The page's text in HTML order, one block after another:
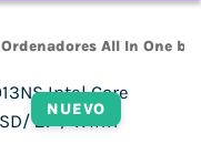
Ordenadores All In One
NUEVO